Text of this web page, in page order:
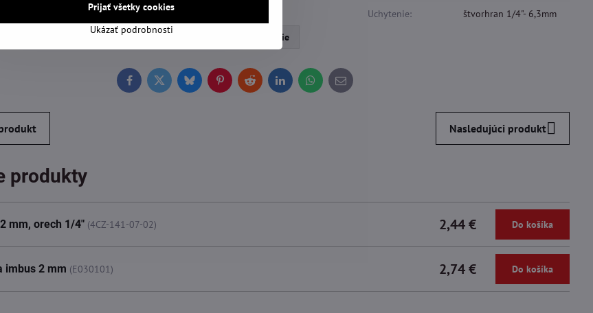
Gola náradie Hlavice imbus Ručné náradie
Uchytenie: štvorhran 1/4"- 6,3mm
FacebookTwitterBlueskyPinterestRedditLinkedInWhatsApp
E-
mail
Nasledujúci produkt
produkty
mm, orech 1/4" (4CZ-141-07-02) 2,44 € Do košíka
imbus 2 mm (E030101) 2,74 € Do košíka
Ukázať podrobnosti
Prijať všetky cookies